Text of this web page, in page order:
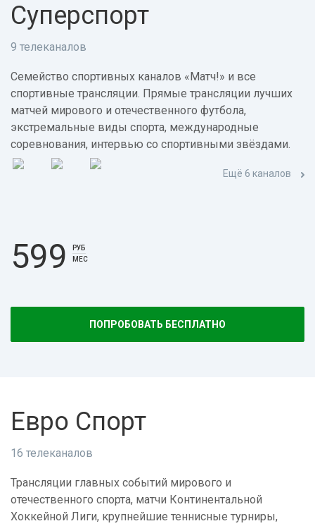
Суперспорт
9 телеканалов
Семейство спортивных каналов «Матч!» и все
спортивные трансляции. Прямые трансляции лучших
матчей мирового и отечественного футбола,
экстремальные виды спорта, международные
соревнования, интервью со спортивными звёздами.
Ещё 6 каналов
599
РУБ
МЕС
ПОПРОБОВАТЬ БЕСПЛАТНО
Евро Спорт
16 телеканалов
Трансляции главных событий мирового и
отечественного спорта, матчи Континентальной
Хоккейной Лиги, крупнейшие теннисные турниры,